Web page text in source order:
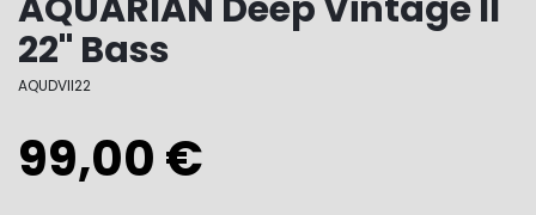
22" Bass
AQUDVII22
99,00 €